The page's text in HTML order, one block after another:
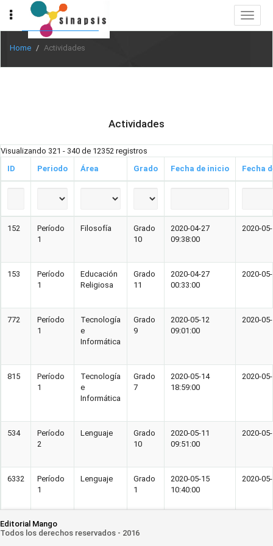
Toggle
Home Actividades
Actividades
Visualizando 321 - 340 de 12352 registros
ID
Periodo Área Grado Fecha de inicio Fecha
152
Período
1
Filosofía
Grado
10
2020-04-27
09:38:00
2020-
153
Período
1
Educación
Religiosa
Grado
11
2020-04-27
00:33:00
2020-
772
Período
1
Tecnología
e
Informática
Grado
9
2020-05-12
09:01:00
2020-
815
Período
1
Tecnología
e
Informática
Grado
7
2020-05-14
18:59:00
2020-
534
Período
2
Lenguaje
Grado
10
2020-05-11
09:51:00
2020-
6332
Período
1
Lenguaje
Grado
1
2020-05-15
10:40:00
2020-
353
Período
Ética y
Grado
Editorial Mango
Todos los derechos reservados - 2016